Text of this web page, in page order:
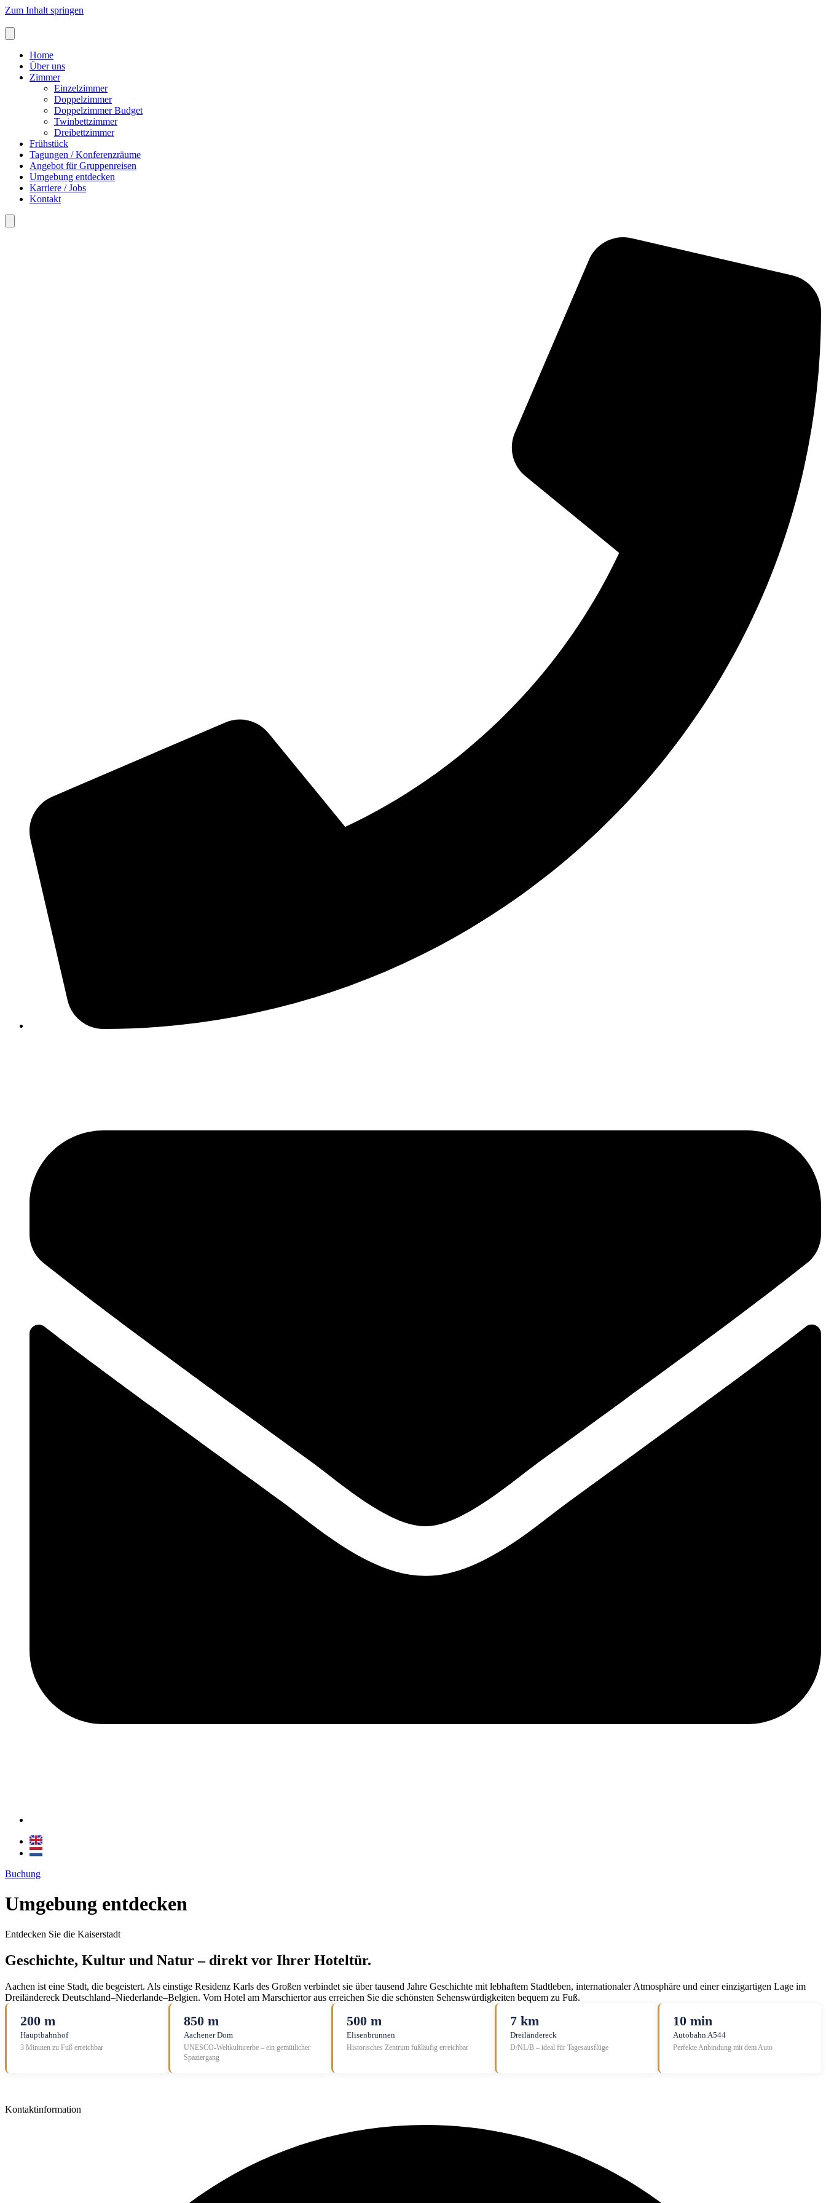
Zum Inhalt springen
Home
Über uns
Zimmer
Einzelzimmer
Doppelzimmer
Doppelzimmer Budget
Twinbettzimmer
Dreibettzimmer
Frühstück
Tagungen / Konferenzräume
Angebot für Gruppenreisen
Umgebung entdecken
Karriere / Jobs
Kontakt
Buchung
Umgebung entdecken
Entdecken Sie die Kaiserstadt
Geschichte, Kultur und Natur – direkt vor Ihrer Hoteltür.
Aachen ist eine Stadt, die begeistert. Als einstige Residenz Karls des Großen verbindet sie über tausend Jahre Geschichte mit lebhaftem Stadtleben, internationaler Atmosphäre und einer einzigartigen Lage im
Dreiländereck Deutschland–Niederlande–Belgien. Vom Hotel am Marschiertor aus erreichen Sie die schönsten Sehenswürdigkeiten bequem zu Fuß.
200 m
Hauptbahnhof
3 Minuten zu Fuß erreichbar
850 m
Aachener Dom
UNESCO-Weltkulturerbe – ein gemütlicher
Spaziergang
500 m
Elisenbrunnen
Historisches Zentrum fußläufig erreichbar
7 km
Dreiländereck
D/NL/B – ideal für Tagesausflüge
10 min
Autobahn A544
Perfekte Anbindung mit dem Auto
Kontaktinformation